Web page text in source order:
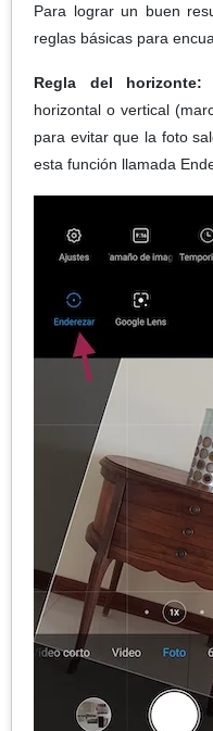
Para lograr un buen
reglas básicas para
Regla del horizonte:
horizontal o vertical
para evitar que la foto
esta función llamada